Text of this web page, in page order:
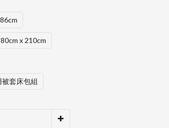
x 210cm
套床包組